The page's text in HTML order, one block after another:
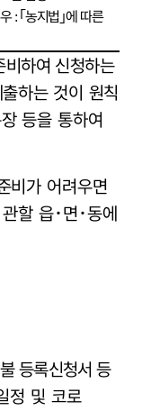
: ｢농지법 ｣에 따른
하여 신청하는
하는 것이 원칙
등을 통하여
비가 어려우면
할 읍･면 ･동에
등록신청서 등
정 및 코로